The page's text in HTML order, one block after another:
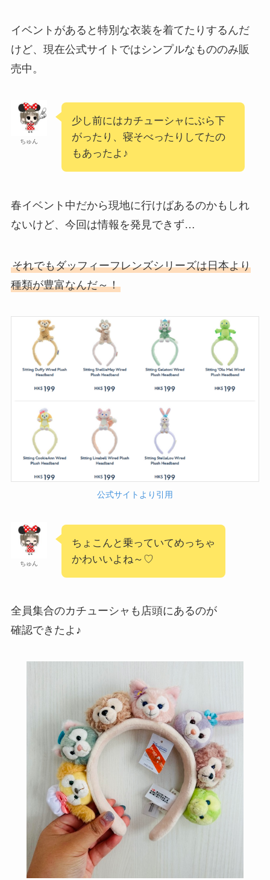
イベントがあると特別な衣装を着てたりするんだ
けど、現在公式サイトではシンプルなもののみ販
売中。
ちゅん
少し前にはカチューシャにぶら下
がったり、寝そべったりしてたの
もあったよ♪
春イベント中だから現地に行けばあるのかもしれ
ないけど、今回は情報を発見できず…
それでもダッフィーフレンズシリーズは日本より
種類が豊富なんだ～！
公式サイトより引用
ちゅん
ちょこんと乗っていてめっちゃ
かわいいよね～♡
全員集合のカチューシャも店頭にあるのが
確認できたよ♪